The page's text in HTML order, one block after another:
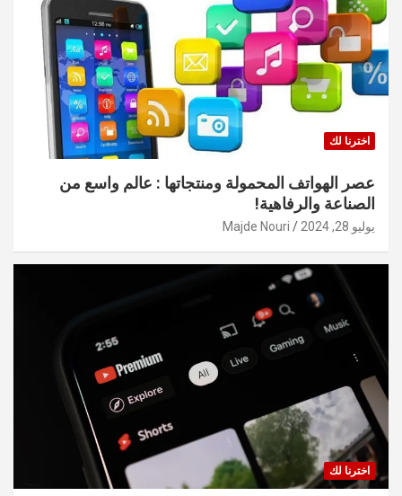
اخترنا لك
عصر الهواتف المحمولة ومنتجاتها : عالم واسع من
الصناعة والرفاهية!
يوليو 28, 2024 Majde Nouri
اخترنا لك